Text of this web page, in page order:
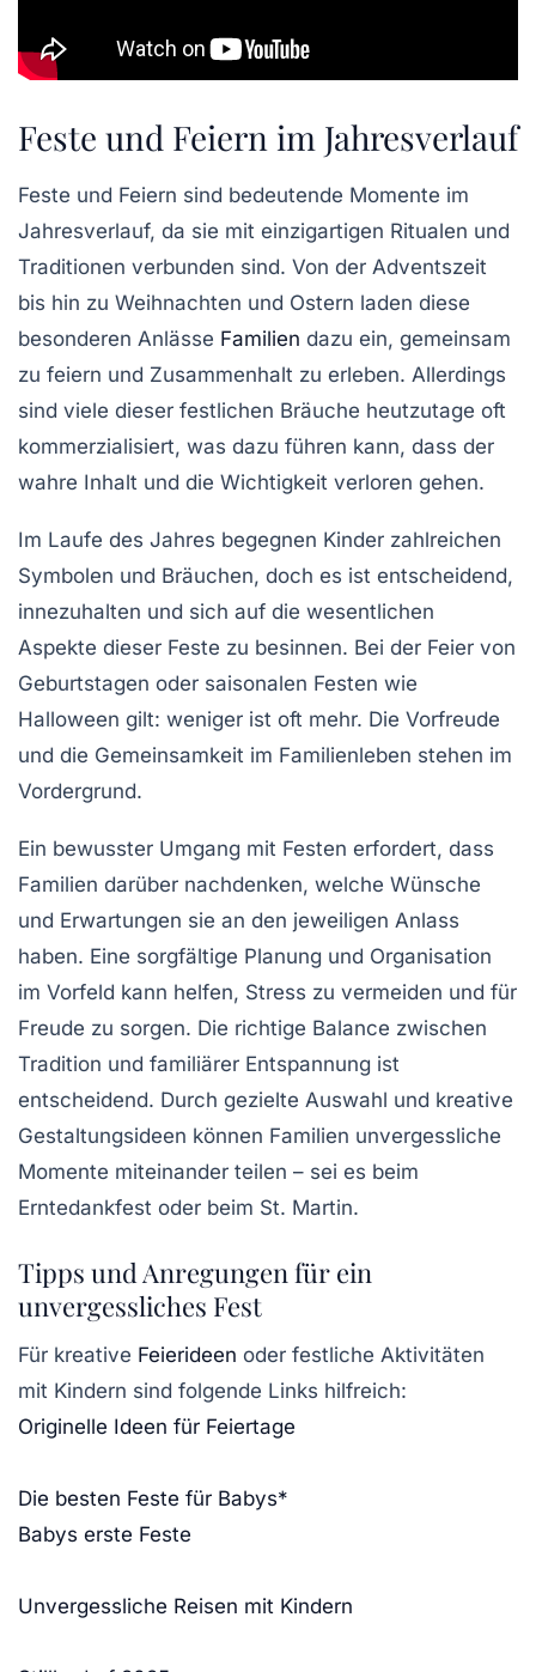
Feste und Feiern im Jahresverlauf
Feste und Feiern sind bedeutende Momente im
Jahresverlauf, da sie mit einzigartigen Ritualen und
Traditionen verbunden sind. Von der Adventszeit
bis hin zu Weihnachten und Ostern laden diese
besonderen Anlässe Familien dazu ein, gemeinsam
zu feiern und Zusammenhalt zu erleben. Allerdings
sind viele dieser festlichen Bräuche heutzutage oft
kommerzialisiert, was dazu führen kann, dass der
wahre Inhalt und die Wichtigkeit verloren gehen.
Im Laufe des Jahres begegnen Kinder zahlreichen
Symbolen und Bräuchen, doch es ist entscheidend,
innezuhalten und sich auf die wesentlichen
Aspekte dieser Feste zu besinnen. Bei der Feier von
Geburtstagen oder saisonalen Festen wie
Halloween gilt: weniger ist oft mehr. Die Vorfreude
und die Gemeinsamkeit im Familienleben stehen im
Vordergrund.
Ein bewusster Umgang mit Festen erfordert, dass
Familien darüber nachdenken, welche Wünsche
und Erwartungen sie an den jeweiligen Anlass
haben. Eine sorgfältige Planung und Organisation
im Vorfeld kann helfen, Stress zu vermeiden und für
Freude zu sorgen. Die richtige Balance zwischen
Tradition und familiärer Entspannung ist
entscheidend. Durch gezielte Auswahl und kreative
Gestaltungsideen können Familien unvergessliche
Momente miteinander teilen – sei es beim
Erntedankfest oder beim St. Martin.
Tipps und Anregungen für ein
unvergessliches Fest
Für kreative Feierideen oder festliche Aktivitäten
mit Kindern sind folgende Links hilfreich:
Originelle Ideen für Feiertage
Die besten Feste für Babys*
Babys erste Feste
Unvergessliche Reisen mit Kindern